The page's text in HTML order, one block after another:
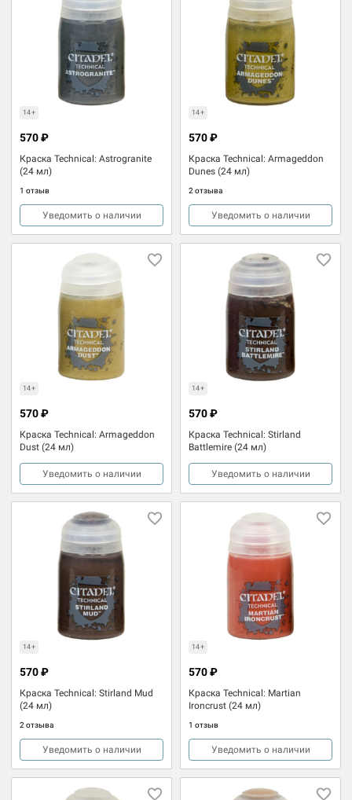
14+
Краска Technical: Astrogranite
(24 мл)
1 отзыв
570 ₽
Уведомить о наличии
14+
Краска Technical: Armageddon
Dunes (24 мл)
2 отзыва
570 ₽
Уведомить о наличии
14+
Краска Technical: Armageddon
Dust (24 мл)
570 ₽
Уведомить о наличии
14+
Краска Technical: Stirland
Battlemire (24 мл)
570 ₽
Уведомить о наличии
14+
Краска Technical: Stirland Mud
(24 мл)
2 отзыва
570 ₽
Уведомить о наличии
14+
Краска Technical: Martian
Ironcrust (24 мл)
1 отзыв
570 ₽
Уведомить о наличии